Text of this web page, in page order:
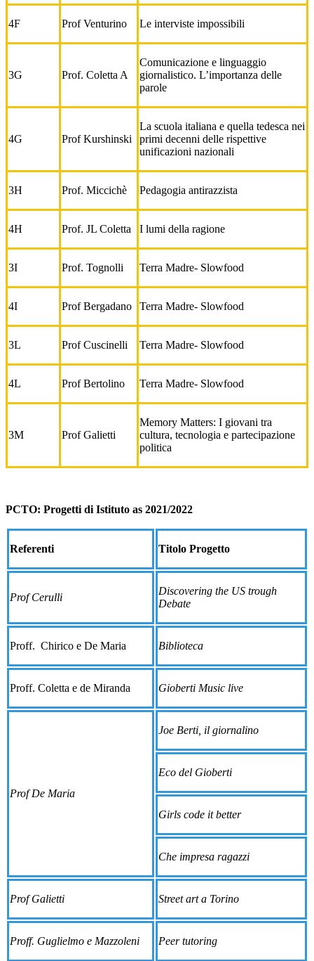
4F Prof Venturino Le interviste impossibili
3G Prof. Coletta A
Comunicazione e linguaggio
giornalistico. L’importanza delle
parole
4G Prof Kurshinski
La scuola italiana e quella tedesca nei
primi decenni delle rispettive
unificazioni nazionali
3H Prof. Miccichè Pedagogia antirazzista
4H Prof. JL Coletta I lumi della ragione
3I Prof. Tognolli Terra Madre- Slowfood
4I Prof Bergadano Terra Madre- Slowfood
3L Prof Cuscinelli Terra Madre- Slowfood
4L Prof Bertolino Terra Madre- Slowfood
3M Prof Galietti
Memory Matters: I giovani tra
cultura, tecnologia e partecipazione
politica
PCTO: Progetti di Istituto as 2021/2022
Referenti Titolo Progetto
Prof Cerulli
Discovering the US trough
Debate
Proff. Chirico e De Maria Biblioteca
Proff. Coletta e de Miranda Gioberti Music live
Prof De Maria
Joe Berti, il giornalino
Eco del Gioberti
Girls code it better
Che impresa ragazzi
Prof Galietti Street art a Torino
Proff. Guglielmo e Mazzoleni Peer tutoring